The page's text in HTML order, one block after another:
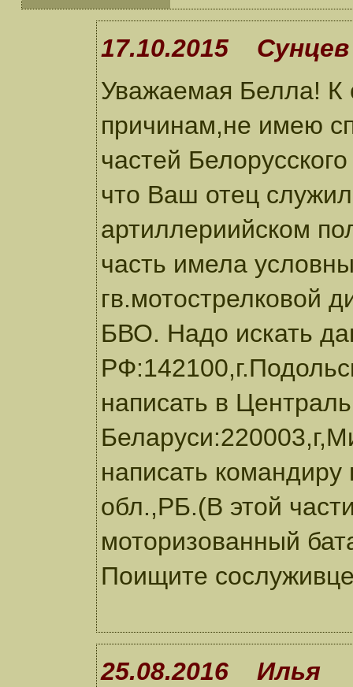
17.10.2015
Уважаемая Белла! К
причинам,не имею
частей
что Ваш отец
артиллериийском
часть имела
гв.мотострелковой
БВО. Надо искать
написать в
написать командиру
обл.,РБ.(В этой
моторизованный
Поищите
25.08.2016 Илья